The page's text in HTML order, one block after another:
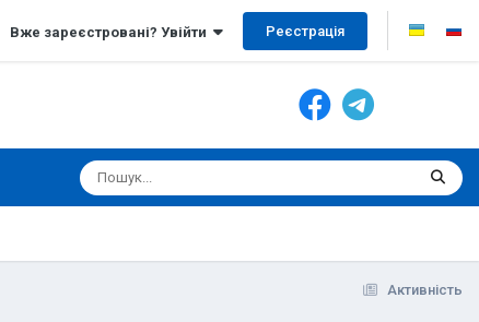
Вже зареєстровані? Увійти Реєстрація
Активність